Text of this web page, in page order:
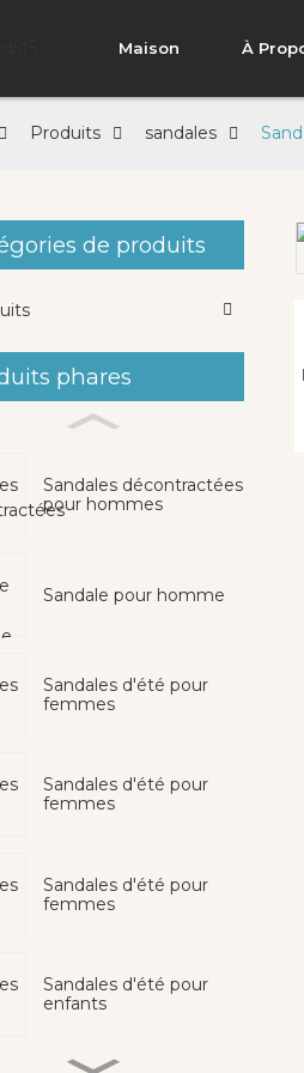
Maison À
Produits sandales
de produits
phares
Sandales décontractées
pour hommes
Sandale pour homme
Sandales d'été pour
femmes
Sandales d'été pour
femmes
Sandales d'été pour
femmes
Sandales d'été pour
enfants
Loading...
Loading...